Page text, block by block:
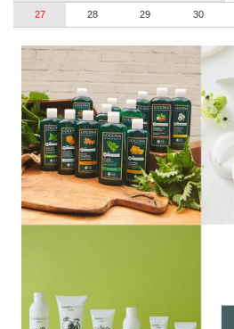
27 28 29 30